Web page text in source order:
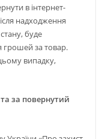
в інтернет-
надходження
буде
за товар.
випадку,
за повернутий